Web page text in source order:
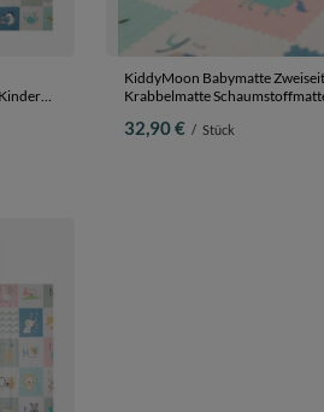
Für
KiddyMoon Babymatte
Krabbelmatte
Entwicklung Sicherer Und
32,90 € / Stück